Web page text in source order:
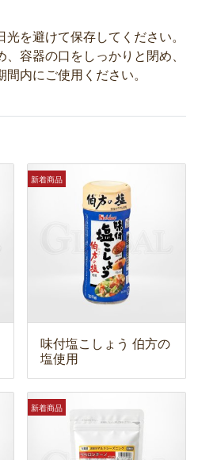
を避けて保存してください。
容器の口をしっかりと閉め、
内にご使用ください。
新着商品
味付塩こしょう 伯方の
塩使用
新着商品